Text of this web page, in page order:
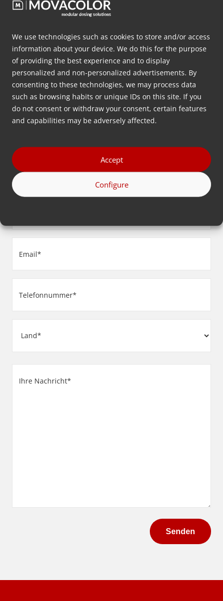
We use technologies such as cookies to store and/or access
information about your device. We do this for the purpose
of providing the best experience and to display
personalized and non-personalized advertisements. By
consenting to these technologies, we may process data
such as browsing habits or unique IDs on this site. If you
do not consent or withdraw your consent, certain features
and capabilities may be adversely affected.
Accept
Configure
Möchten Sie eine
Beratungzur volumetrischen
Dosiertechnik?
Hinterlassen Sie unten Ihre Kontaktdaten und wir
werden uns so schnell wie möglich bei Ihnen melden.
Vorname
Nachname
(erforderlich)
(erforderlich)
(erforderlich)
Nachricht